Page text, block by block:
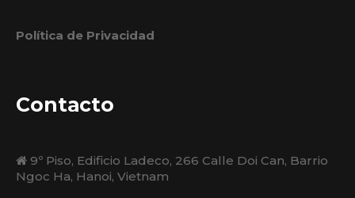
Política de Privacidad
Contacto
9º Piso, Edificio Ladeco, 266 Calle Doi Can, Barrio
Ngoc Ha, Hanoi, Vietnam